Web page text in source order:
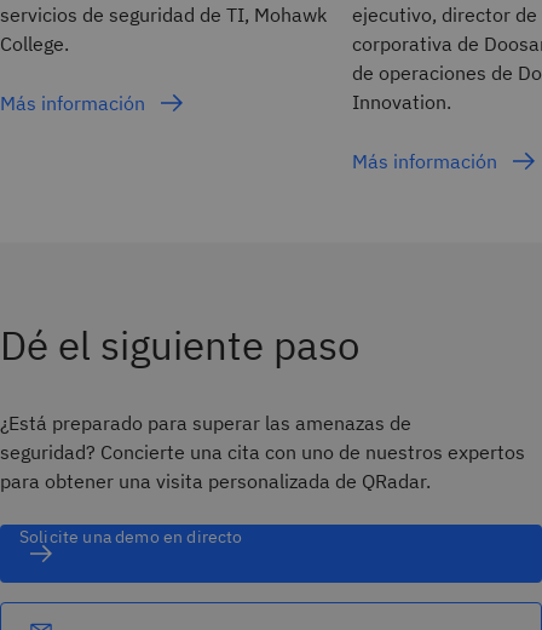
servicios de seguridad de TI, Mohawk
College.
Más información
ejecutivo, director
corporativa de
de operaciones de
Innovation.
Más información
Dé el siguiente paso
¿Está preparado para superar las amenazas de
seguridad? Concierte una cita con uno de nuestros expertos
para obtener una visita personalizada de QRadar.
Solicite una demo en directo